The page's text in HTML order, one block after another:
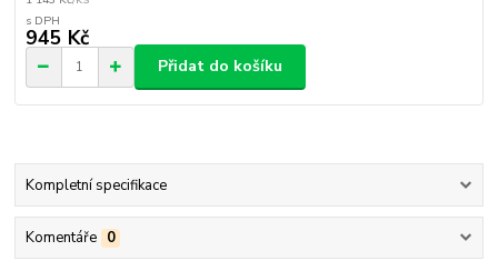
945 Kč
Přidat do košíku
Kompletní specifikace
Komentáře 0